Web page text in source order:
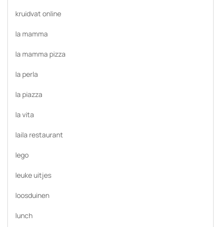
kruidvat online
la mamma
la mamma pizza
la perla
la piazza
la vita
laila restaurant
lego
leuke uitjes
loosduinen
lunch